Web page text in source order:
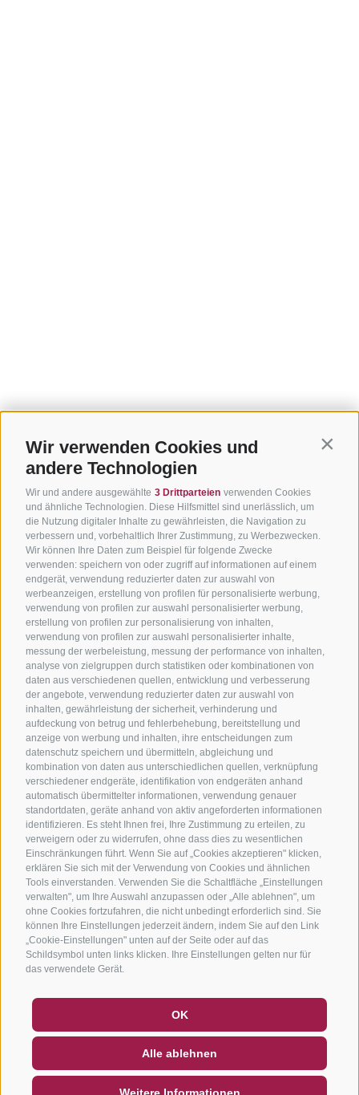
Wir verwenden Cookies und
andere Technologien
Wir und andere ausgewählte 3 Drittparteien verwenden Cookies
und ähnliche Technologien. Diese Hilfsmittel sind unerlässlich, um
die Nutzung digitaler Inhalte zu gewährleisten, die Navigation zu
verbessern und, vorbehaltlich Ihrer Zustimmung, zu Werbezwecken.
Wir können Ihre Daten zum Beispiel für folgende Zwecke
verwenden: speichern von oder zugriff auf informationen auf einem
endgerät, verwendung reduzierter daten zur auswahl von
werbeanzeigen, erstellung von profilen für personalisierte werbung,
verwendung von profilen zur auswahl personalisierter werbung,
erstellung von profilen zur personalisierung von inhalten,
verwendung von profilen zur auswahl personalisierter inhalte,
messung der werbeleistung, messung der performance von inhalten,
analyse von zielgruppen durch statistiken oder kombinationen von
daten aus verschiedenen quellen, entwicklung und verbesserung
der angebote, verwendung reduzierter daten zur auswahl von
inhalten, gewährleistung der sicherheit, verhinderung und
aufdeckung von betrug und fehlerbehebung, bereitstellung und
anzeige von werbung und inhalten, ihre entscheidungen zum
datenschutz speichern und übermitteln, abgleichung und
kombination von daten aus unterschiedlichen quellen, verknüpfung
verschiedener endgeräte, identifikation von endgeräten anhand
automatisch übermittelter informationen, verwendung genauer
standortdaten, geräte anhand von aktiv angeforderten informationen
identifizieren. Es steht Ihnen frei, Ihre Zustimmung zu erteilen, zu
verweigern oder zu widerrufen, ohne dass dies zu wesentlichen
Einschränkungen führt. Wenn Sie auf „Cookies akzeptieren" klicken,
erklären Sie sich mit der Verwendung von Cookies und ähnlichen
Tools einverstanden. Verwenden Sie die Schaltfläche „Einstellungen
verwalten", um Ihre Auswahl anzupassen oder „Alle ablehnen", um
ohne Cookies fortzufahren, die nicht unbedingt erforderlich sind. Sie
können Ihre Einstellungen jederzeit ändern, indem Sie auf den Link
„Cookie-Einstellungen" unten auf der Seite oder auf das
Schildsymbol unten links klicken. Ihre Einstellungen gelten nur für
das verwendete Gerät.
OK
Alle ablehnen
NEWSLETTER
SOCIAL WALL WETTER